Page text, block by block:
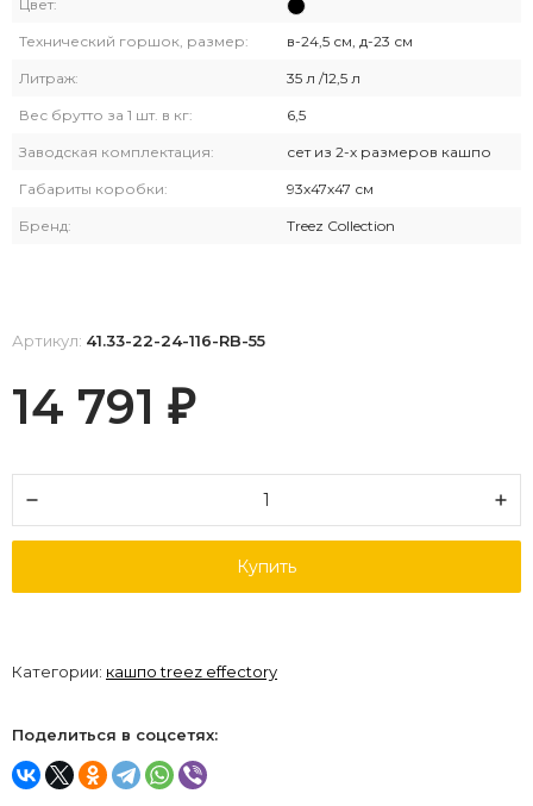
Цвет:
Технический горшок, размер: в-24,5 см, д-23 см
Литраж: 35 л /12,5 л
Вес брутто за 1 шт. в кг: 6,5
Заводская комплектация: сет из 2-х размеров кашпо
Габариты коробки: 93х47х47 см
Бренд: Treez Collection
Артикул: 41.33-22-24-116-RB-55
14 791 ₽
Купить
Категории: кашпо treez effectory
Поделиться в соцсетях: